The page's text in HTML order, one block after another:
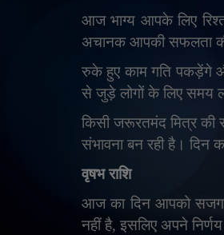
आज भाग्य आपके लिए
अचानक आपकी सफलता की
रुके हुए काम गति पकड़ेंगे
से जुड़े लोगों के लिए समय
किसी जरूरतमंद मित्र की
संभावना बन रही है। दिन
वृषभ राशि
आज का दिन आपको
नहीं है, इसलिए अपने